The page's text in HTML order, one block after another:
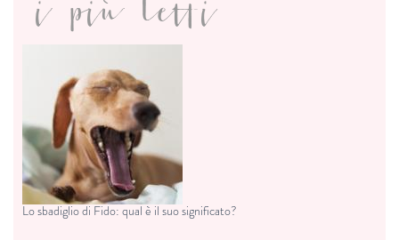
i più letti
Lo sbadiglio di Fido: qual è il suo significato?